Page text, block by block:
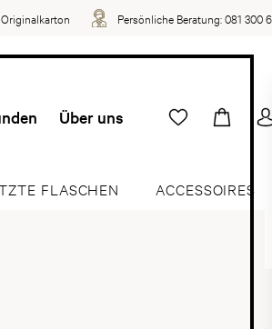
Persönliche Beratung:081 300
Über uns
FLASCHEN ACCESSOIRES